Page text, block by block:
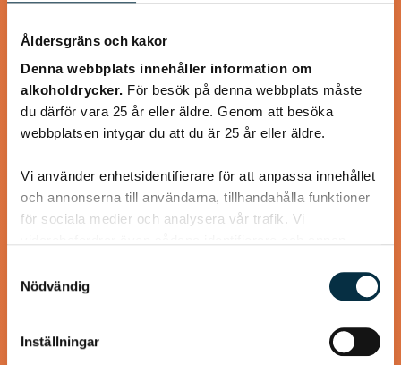
Åldersgräns och kakor
Denna webbplats innehåller information om
alkoholdrycker. För besök på denna webbplats måste
du därför vara 25 år eller äldre. Genom att besöka
webbplatsen intygar du att du är 25 år eller äldre.
Vi använder enhetsidentifierare för att anpassa innehållet
och annonserna till användarna, tillhandahålla funktioner
för sociala medier och analysera vår trafik. Vi
annons- och analysföretag som vi samarbetar med.
Dessa kan i sin tur kombinera informationen med annan
information som du har tillhandahållit eller som de har
samlat in när du har använt deras tjänster.
Nödvändig
Inställningar
Chorizokorv med couscous
Välj din favoritkorv